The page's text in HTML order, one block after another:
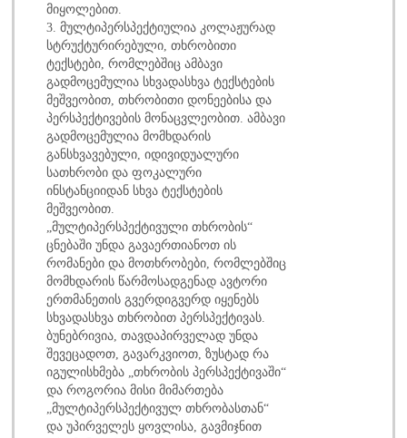
მიყოლებით.
3. მულტიპერსპექტიულია კოლაჟურად
სტრუქტურირებული, თხრობითი
ტექსტები, რომლებშიც ამბავი
გადმოცემულია სხვადასხვა ტექსტების
მეშვეობით, თხრობითი დონეებისა და
პერსპექტივების მონაცვლეობით. ამბავი
გადმოცემულია მომხდარის
განსხვავებული, იდივიდუალური
სათხრობი და ფოკალური
ინსტანციიდან სხვა ტექსტების
მეშვეობით.
„მულტიპერსპექტივული თხრობის“
ცნებაში უნდა გავაერთიანოთ ის
რომანები და მოთხრობები, რომლებშიც
მომხდარის წარმოსადგენად ავტორი
ერთმანეთის გვერდიგვერდ იყენებს
სხვადასხვა თხრობით პერსპექტივას.
ბუნებრივია, თავდაპირველად უნდა
შევეცადოთ, გავარკვიოთ, ზუსტად რა
იგულისხმება „თხრობის პერსპექტივაში“
და როგორია მისი მიმართება
„მულტიპერსპექტივულ თხრობასთან“
და უპირველეს ყოვლისა, გავმიჯნით